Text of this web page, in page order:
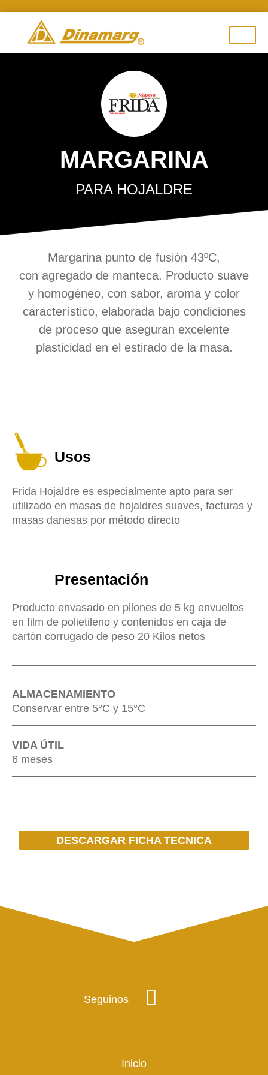
MARGARINA
PARA HOJALDRE
Margarina punto de fusión 43ºC,
con agregado de manteca. Producto suave
y homogéneo, con sabor, aroma y color
característico, elaborada bajo condiciones
de proceso que aseguran excelente
plasticidad en el estirado de la masa.
Usos
Frida Hojaldre es especialmente apto para ser
utilizado en masas de hojaldres suaves, facturas y
masas danesas por método directo
Presentación
Producto envasado en pilones de 5 kg envueltos
en film de polietileno y contenidos en caja de
cartón corrugado de peso 20 Kilos netos
ALMACENAMIENTO
Conservar entre 5°C y 15°C
VIDA ÚTIL
6 meses
DESCARGAR FICHA TECNICA
Seguinos
Inicio